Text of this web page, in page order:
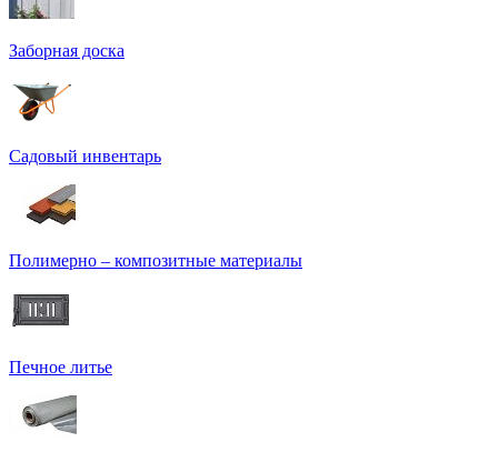
Заборная доска
Садовый инвентарь
Полимерно – композитные материалы
Печное литье